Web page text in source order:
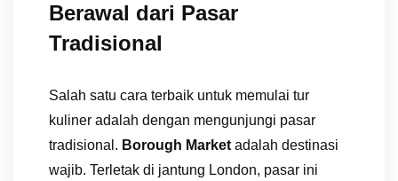
Berawal dari Pasar
Tradisional
Salah satu cara terbaik untuk memulai tur
kuliner adalah dengan mengunjungi pasar
tradisional. Borough Market adalah destinasi
wajib. Terletak di jantung London, pasar ini